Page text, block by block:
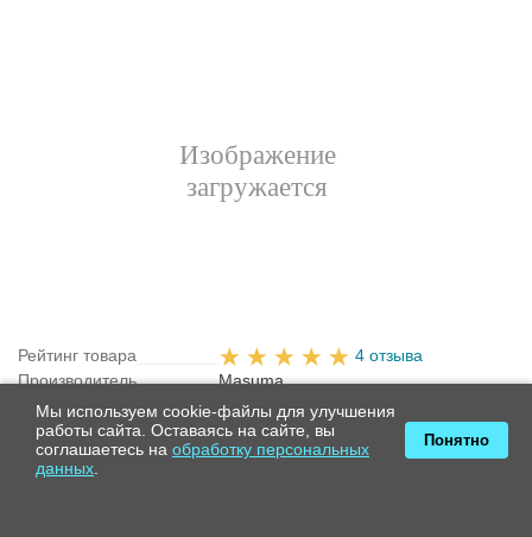
Рейтинг товара
4 отзыва
Производитель
Masuma
Серия
Masuma Hybrid
Конструкция щетки
Гибридная
Кол-во в комплекте
2
Длина 1 / длина 2, мм
Мы используем cookie-файлы для улучшения
работы сайта. Оставаясь на сайте, вы
соглашаетесь на обработку персональных
данных
Понятно